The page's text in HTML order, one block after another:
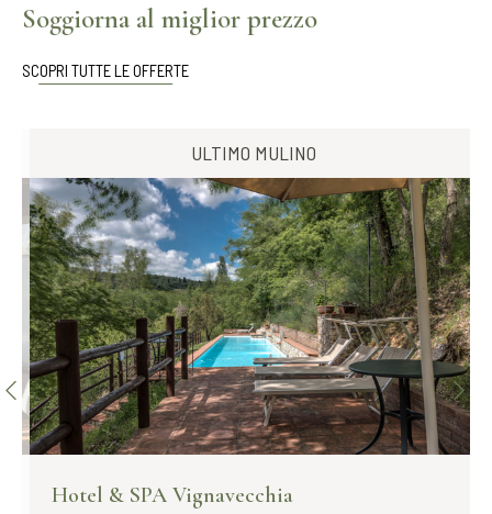
SCOPRI DI PIÙ
Soggiorna al miglior prezzo
SCOPRI TUTTE LE OFFERTE
ULTIMO MULINO
Hotel & SPA Vignavecchia